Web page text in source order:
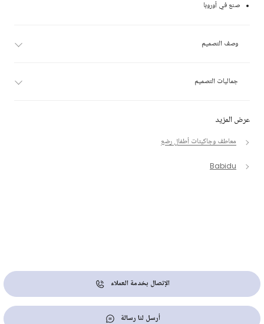
عرض المزيد
معاطف وجاكيتات أطفال رضع
Babidu
صنع في أوروبا
وصف التصميم
جماليات التصميم
الإتصال بخدمة العملاء
أرسل لنا رسالة